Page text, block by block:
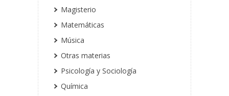
Magisterio
Matemáticas
Música
Otras materias
Psicología y Sociología
Química